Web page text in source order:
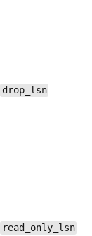
drop_lsn
read_only_lsn